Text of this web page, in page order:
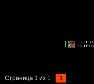
Страница 1 из 1
1